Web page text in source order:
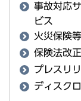
事故対応
ビス
火災保険
保険法改
プレスリ
ディスク